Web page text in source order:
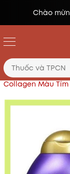
Chào
Trang chủ
Collagen Màu